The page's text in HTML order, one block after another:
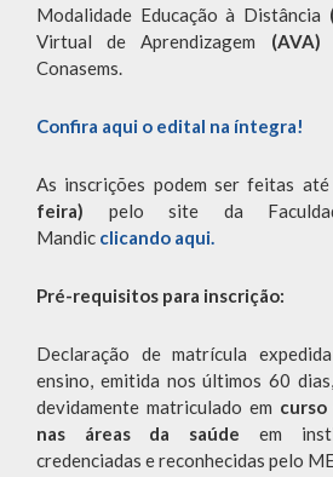
Modalidade Educação à Distância
Virtual de Aprendizagem (AVA)
Conasems.
Confira aqui o edital na íntegra!
As inscrições podem ser feitas
feira) pelo site da
Mandic clicando aqui.
Pré-requisitos para inscrição:
Declaração de matrícula
ensino, emitida nos últimos 60
devidamente matriculado em
nas áreas da saúde em
credenciadas e reconhecidas pelo